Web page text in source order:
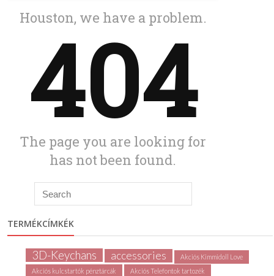
TERMÉKCÍMKÉK
3D-Keychans accessories
Akciós Kimmidoll Love
Akciós kulcstartók pénztárcák
Akciós Telefontok tartozék